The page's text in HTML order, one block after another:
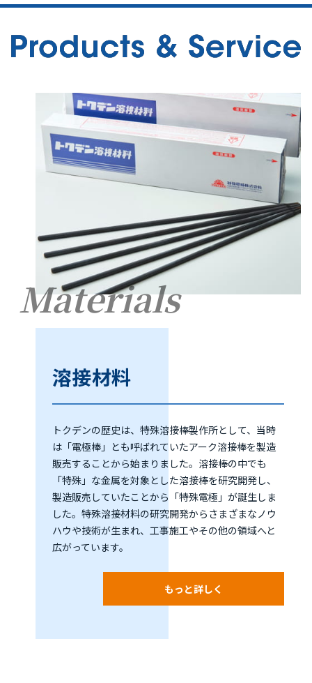
Materials
溶接材料
トクデンの歴史は、特殊溶接棒製作所として、当時
は「電極棒」とも呼ばれていたアーク溶接棒を製造
販売することから始まりました。溶接棒の中でも
「特殊」な金属を対象とした溶接棒を研究開発し、
製造販売していたことから「特殊電極」が誕生しま
した。特殊溶接材料の研究開発からさまざまなノウ
ハウや技術が生まれ、工事施工やその他の領域へと
広がっています。
もっと詳しく